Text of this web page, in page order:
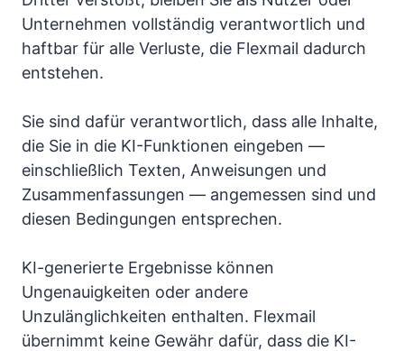
Unternehmen vollständig verantwortlich und
haftbar für alle Verluste, die Flexmail dadurch
entstehen.
Sie sind dafür verantwortlich, dass alle Inhalte,
die Sie in die KI-Funktionen eingeben —
einschließlich Texten, Anweisungen und
Zusammenfassungen — angemessen sind und
diesen Bedingungen entsprechen.
KI-generierte Ergebnisse können
Ungenauigkeiten oder andere
Unzulänglichkeiten enthalten. Flexmail
übernimmt keine Gewähr dafür, dass die KI-